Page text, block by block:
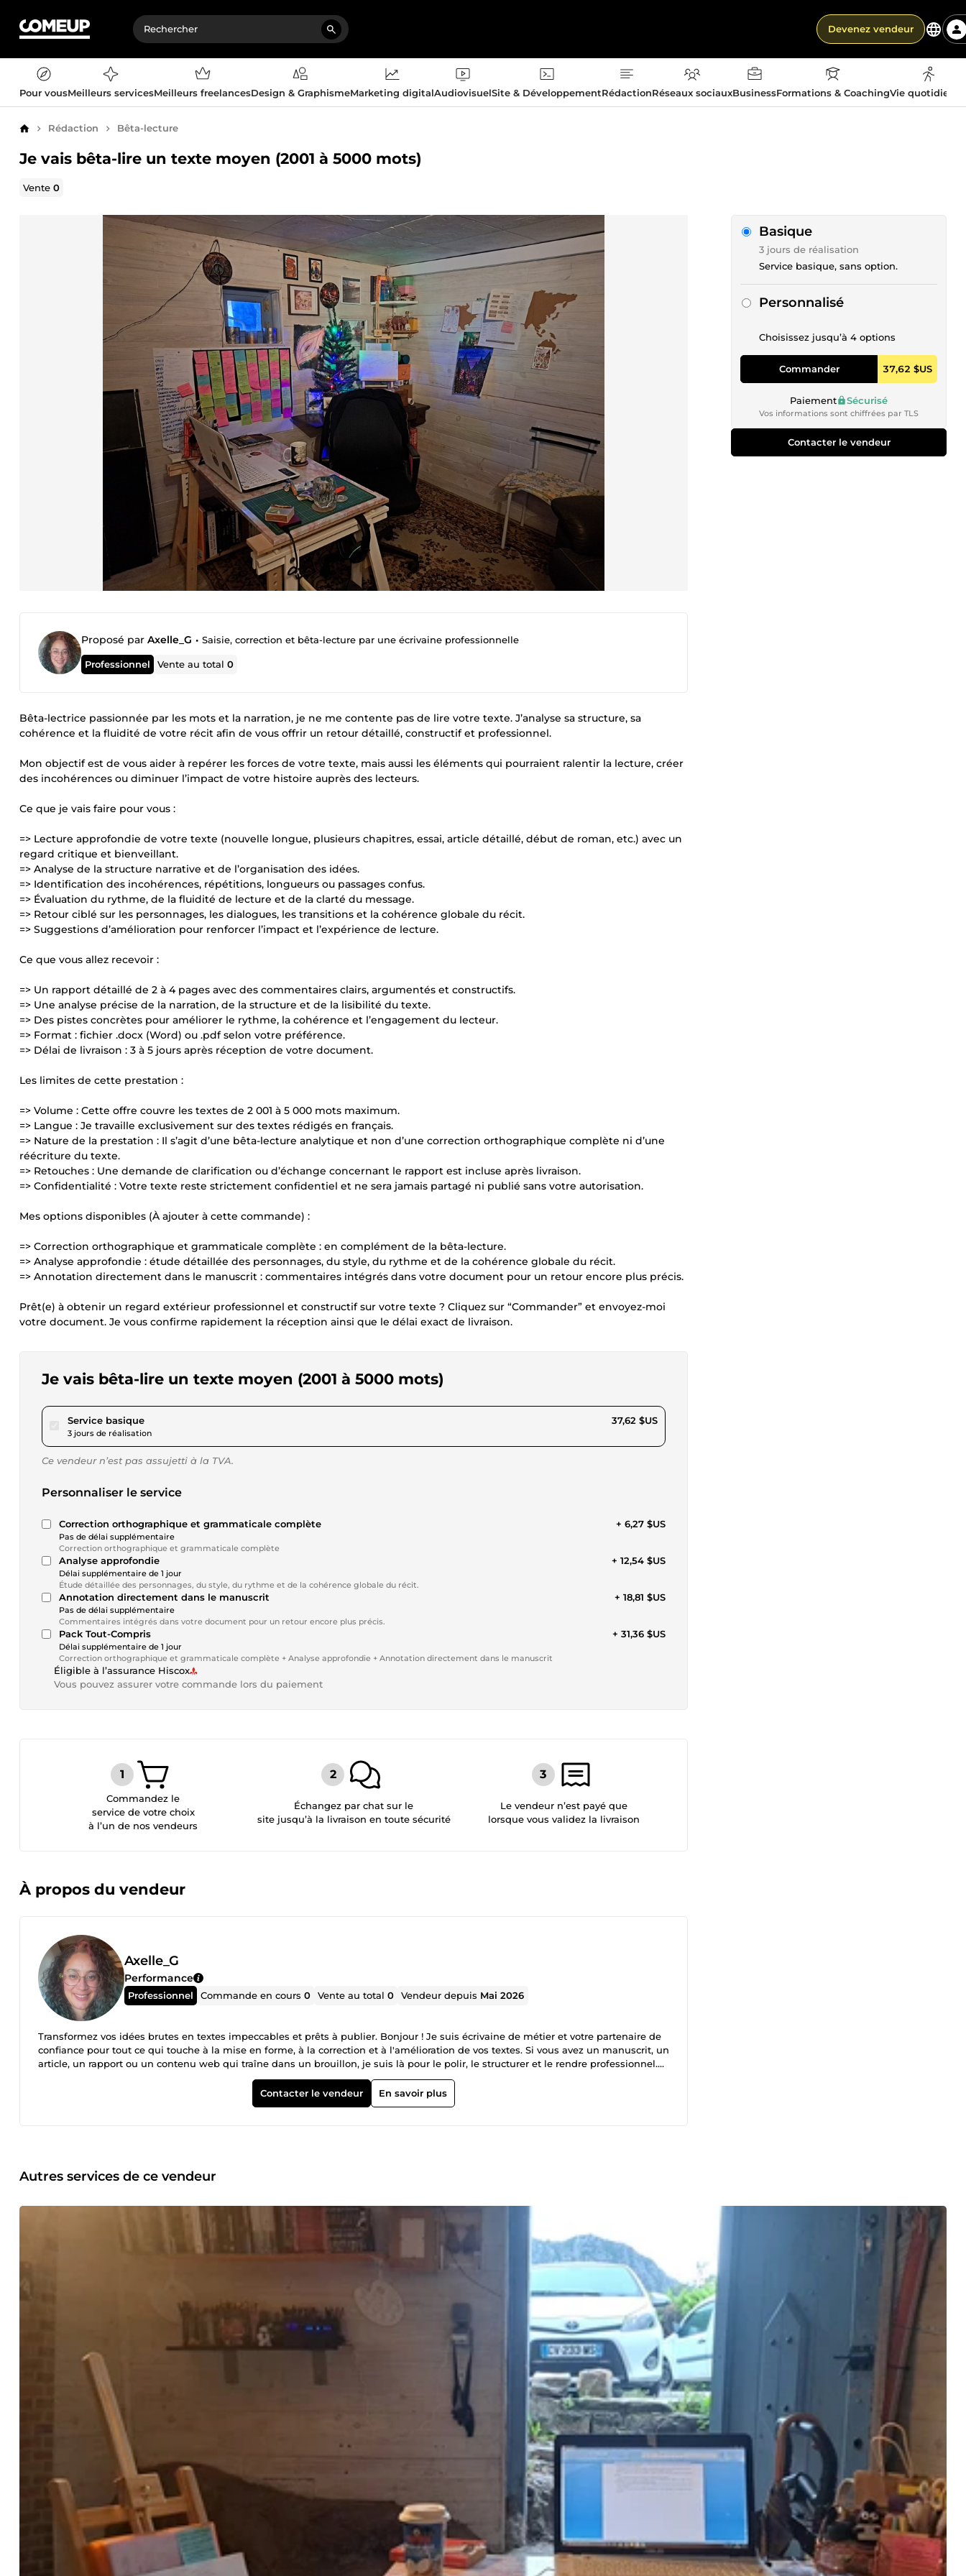
Devenez vendeur
Pour vousMeilleurs servicesMeilleurs freelancesDesign & GraphismeMarketing digitalAudiovisuelSite & DéveloppementRédactionRéseaux sociauxBusinessFormations & CoachingVie
AccueilRédaction Bêta-lecture
Je vais bêta-lire un texte moyen (2001 à 5000 mots)
Vente0
Proposé par Axelle_G • Saisie, correction et bêta-lecture par une écrivaine professionnelle
Professionnel Vente au total0
Bêta-lectrice passionnée par les mots et la narration, je ne me contente pas de lire votre texte. J’analyse sa structure, sa
cohérence et la fluidité de votre récit afin de vous offrir un retour détaillé, constructif et professionnel.
Mon objectif est de vous aider à repérer les forces de votre texte, mais aussi les éléments qui pourraient ralentir la lecture, créer
des incohérences ou diminuer l’impact de votre histoire auprès des lecteurs.
Ce que je vais faire pour vous :
=> Lecture approfondie de votre texte (nouvelle longue, plusieurs chapitres, essai, article détaillé, début de roman, etc.) avec un
regard critique et bienveillant.
=> Analyse de la structure narrative et de l’organisation des idées.
=> Identification des incohérences, répétitions, longueurs ou passages confus.
=> Évaluation du rythme, de la fluidité de lecture et de la clarté du message.
=> Retour ciblé sur les personnages, les dialogues, les transitions et la cohérence globale du récit.
=> Suggestions d’amélioration pour renforcer l’impact et l’expérience de lecture.
Ce que vous allez recevoir :
=> Un rapport détaillé de 2 à 4 pages avec des commentaires clairs, argumentés et constructifs.
=> Une analyse précise de la narration, de la structure et de la lisibilité du texte.
=> Des pistes concrètes pour améliorer le rythme, la cohérence et l’engagement du lecteur.
=> Format : fichier .docx (Word) ou .pdf selon votre préférence.
=> Délai de livraison : 3 à 5 jours après réception de votre document.
Les limites de cette prestation :
=> Volume : Cette offre couvre les textes de 2 001 à 5 000 mots maximum.
=> Langue : Je travaille exclusivement sur des textes rédigés en français.
=> Nature de la prestation : Il s’agit d’une bêta-lecture analytique et non d’une correction orthographique complète ni d’une
réécriture du texte.
=> Retouches : Une demande de clarification ou d’échange concernant le rapport est incluse après livraison.
=> Confidentialité : Votre texte reste strictement confidentiel et ne sera jamais partagé ni publié sans votre autorisation.
Mes options disponibles (À ajouter à cette commande) :
=> Correction orthographique et grammaticale complète : en complément de la bêta-lecture.
=> Analyse approfondie : étude détaillée des personnages, du style, du rythme et de la cohérence globale du récit.
=> Annotation directement dans le manuscrit : commentaires intégrés dans votre document pour un retour encore plus précis.
Prêt(e) à obtenir un regard extérieur professionnel et constructif sur votre texte ? Cliquez sur “Commander” et envoyez-moi
votre document. Je vous confirme rapidement la réception ainsi que le délai exact de livraison.
Je vais bêta-lire un texte moyen (2001 à 5000 mots)
Service basiquepour 34,68 $US
3 jours de réalisation
37,62 $US
Ce vendeur n’est pas assujetti à la TVA.
Personnaliser le service
Correction orthographique et grammaticale complète
Pas de délai supplémentaire
Correction orthographique et grammaticale complète
+ 6,27 $US
Analyse approfondie
Délai supplémentaire de 1 jour
Étude détaillée des personnages, du style, du rythme et de la cohérence globale du récit.
+ 12,54 $US
Annotation directement dans le manuscrit
Pas de délai supplémentaire
Commentaires intégrés dans votre document pour un retour encore plus précis.
+ 18,81 $US
Pack Tout-Compris
Délai supplémentaire de 1 jour
Correction orthographique et grammaticale complète + Analyse approfondie + Annotation directement dans le manuscrit
+ 31,36 $US
Éligible à l’assurance Hiscox
Vous pouvez assurer votre commande lors du paiement
Basique
3 jours de réalisation
Service basique, sans option.
Personnalisé
Choisissez jusqu’à 4 options
Commander 37,62 $US
Paiement Sécurisé
Vos informations sont chiffrées par TLS
Contacter le vendeur
Commandez le
service de votre choix
à l’un de nos vendeurs
Échangez par chat sur le
site jusqu’à la livraison en toute sécurité
Le vendeur n’est payé que
lorsque vous validez la livraison
À propos du vendeur
Axelle_G
Performance
Professionnel Commande en cours0 Vente au total0 Vendeur depuis Mai 2026
Transformez vos idées brutes en textes impeccables et prêts à publier. Bonjour ! Je suis écrivaine de métier et votre partenaire de
confiance pour tout ce qui touche à la mise en forme, à la correction et à l'amélioration de vos textes. Si vous avez un manuscrit, un
article, un rapport ou un contenu web qui traîne dans un brouillon, je suis là pour le polir, le structurer et le rendre professionnel.
Mon approche ne se limite pas à une simple correction orthographique. En tant qu'écrivaine, je comprends la nuance, le rythme et
l'impact des mots. Je ne me contente pas de repérer les fautes ; je m'assure que votre message est clair, fluide et percutant pour
votre lectorat. Mes services en détail : 📝 Saisie de texte rapide et précise : ✔️​ Transformez vos documents papier, scans, images ou
typographie. ✔️​ Harmonisation du style et de la cohérence du texte. Garantie : Aucun texte n'est publié sans ma validation finale. 📖
personnages peu crédibles. ✔️​ Retour constructif sur le style, le rythme et l'atmosphère. ✔️​ Rapport détaillé avec commentaires
positifs et pistes d'amélioration. Confidentialité absolue de votre œuvre. Pourquoi travailler avec moi ? 🌟​ Expertise d'écrivaine : Je
ne suis pas une simple machine à corriger. Je comprends les enjeux de l'écriture et je vous aide à atteindre le niveau de qualité
que vous visez. 🌟​ Approche sur-mesure : Chaque texte est unique. Je m'adapte à votre ton, à votre public et à vos consignes
spécifiques. 🌟​ Rigueur et rapidité : Je respecte scrupuleusement les délais et je livre un travail soigné, sans erreur. 🌟​
contenu. 📜​ Mon processus de travail : Tout commence par un échange bienveillant où vous me confiez vos besoins et vos
documents. Je prends le temps de lire et de comprendre la nature de votre projet, qu'il s'agisse de saisie, de correction ou de bêta-
lecture, afin d'adapter ma méthode à votre style et à vos attentes spécifiques. Je m'attelle ensuite à l'exécution avec le plus grand
soin, portant chaque mot avec l'attention qu'il mérite, avant de vous livrer un fichier final soigné, dans le format de votre choix, prêt
à être utilisé ou publié. Je m'adresse avec passion aux auteurs qui souhaitent polir leur roman, aux étudiants et chercheurs
soucieux de la rigueur de leurs mémoires ou articles, ainsi qu'aux professionnels et entreprises ayant besoin d'une mise en forme
impeccable pour leurs rapports, newsletters ou contenus web. Pour mener à bien ces missions, je travaille avec les outils que vous
maîtrisez déjà, comme Microsoft Word, Google Docs et PDF, et je me fais un plaisir d'intégrer tableaux, listes et mises en page
complexes, car je crois fermement que la forme doit servir le fond avec élégance. Prêt(e) à donner à vos textes la qualité qu'ils
méritent ? N'hésitez pas à me contacter pour discuter de votre projet spécifique. Je vous répondrai rapidement pour valider les
détails, le volume de travail et les délais. Ensemble, faisons de votre texte un véritable atout. Commandez dès maintenant et faites
confiance à une écrivaine passionnée par la qualité de la langue française.
Contacter le vendeur En savoir plus
Autres services de ce vendeur